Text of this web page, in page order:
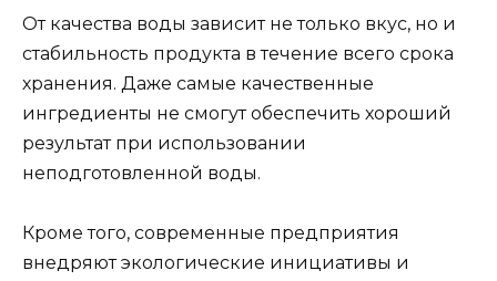
От качества воды зависит не только вкус, но и
стабильность продукта в течение всего срока
хранения. Даже самые качественные
ингредиенты не смогут обеспечить хороший
результат при использовании
неподготовленной воды.
Кроме того, современные предприятия
внедряют экологические инициативы и